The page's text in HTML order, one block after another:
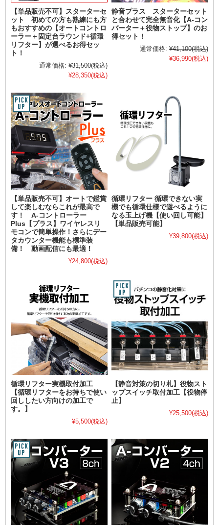
【単品販売不可】スターターセ
ット 初めての方も熟練にも方
もおすすめの【オートコントロ
ーラー＋固定台ラウンド+循環
リフター】が選べるお得セッ
ト！
通常価格: ¥31,500(税込)
¥28,350(税込)
静音プラス スターターセット
と合わせて完全無音化【A-コン
バーター＋役物ストップ】のお
得セット！
通常価格: ¥41,100(税込)
¥36,990(税込)
【単品販売不可】オートで鑑賞
して楽しむならこれが最高で
す！ A-コントローラー
Plus【プラス】ワイヤレスリ
モコンで簡単操作！さらにデー
タカウンター機能も標準装
備！ 動画配信にも最適！
¥24,800(税込)
循環リフター 循環できない実
機でも循環仕様で遊べるように
なる玉上げ機【使い回し可能】
【単品販売可能】
¥39,800(税込)
循環リフター実機取付加工
【循環リフターをお持ちで使い
回ししたい方向けの加工で
す。】
¥5,500(税込)
【静音対策の切り札】役物スト
ップスイッチ取付加工【役物停
止】
¥25,500(税込)